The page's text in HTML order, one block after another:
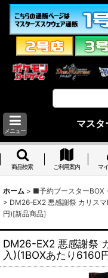
メニュー
マスタ
商品検索 ご利用案内 マ
ホーム > ■予約ブースターBOX
> DM26-EX2 悪感謝祭 カリス
円)[新品商品]
DM26-EX2 悪感謝祭
入)(1BOXあたり6160